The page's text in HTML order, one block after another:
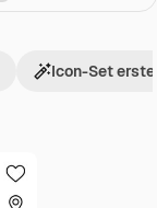
Icon-Set